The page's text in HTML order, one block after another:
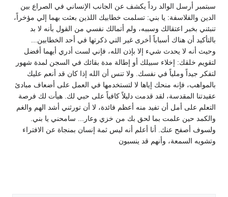
سبتمبر أرسل الوالد رداً يكشف عن الجانب الإنساني في الصراع بين
الدين والفلاسفة: يا بني: تسلمت خطابيك اللذين بعثت بهما إلي مؤخراً،
تنبئني بخبر اعتقالك وسببه، ولم أتمالك نفسي من القول بأنه لا بد
بالتأكيد أن هناك أسباباً أخرى غير التي ذكرتها في أحد الخطابين...
وحيث أنه لا يحدث شيء إلا بإذن الله، فإني لست أدري أيهما أفضل
لتقويم خلقك: إخلاء سبيلك أو إطالة مدة بقائك في السجن لمدة شهور
لتفكر جيداً وملياً في نفسك. ولا تنس أن الله إذا كان قد أنعم عليك
بالمواهب، فإنه منحك إياها لا لتستخدمها في العمل على أضعاف مبادئ
عقيدتنا المقدسة، لقد قدمت دليلاً كافياً على حبي لك. هيأت لك فرصة
التعلم على أمل أن تفيد منه أعظم فائدة، لا أن تورثني أشد الهم والغم
والكمد حين علمت بما لحق بك من خزي وعار... سامحني يا بني.
ولسوف أصفح عنك. أنا أعلم أنه ليس ثمة إنسان بمنجاة عن الافتراء
وتشويه السمعة، وأنهم قد ينسبون